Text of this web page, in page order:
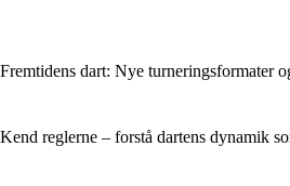
Fremtidens dart: Nye turneringsformater
Kend reglerne – forstå dartens dynamik